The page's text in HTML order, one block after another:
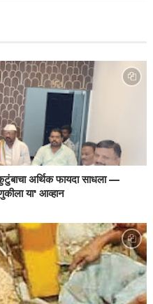
अर्थिक फायदा साधला —
या' आव्हान